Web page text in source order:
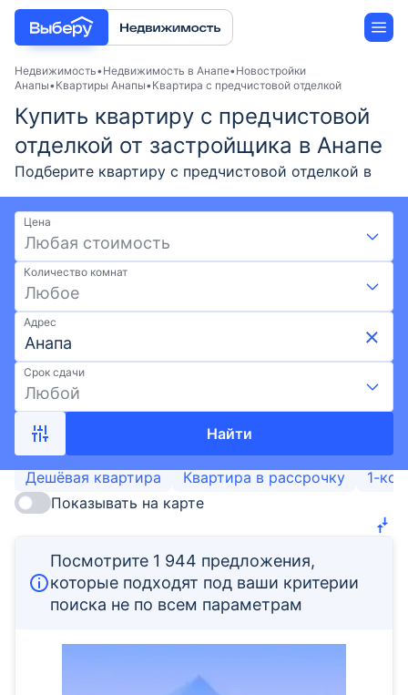
Новостройки
Застройщики
Ипотека
Недвижимость Недвижимость в Анапе Новостройки
Анапы Квартиры Анапы Квартира с предчистовой отделкой
Купить квартиру с предчистовой
отделкой от застройщика в Анапе
Подберите квартиру с предчистовой отделкой в
новостройке Анапы от застройщика в 2026 году.
Выгодные условия на Выберу: скидки и акции от
застройщиков, возможна ипотека. Покупка
квартиры с предчистовой отделкой по ценам от 0
₽ и площадью от - до -. Воспользуйтесь удобной
картой и фильтрами при поиске подходящего
жилья. Выберите квартиру с предчистовой
отделкой в новостройке в Анапе на Выберу.ру.
Цена
Любая стоимость
Количество комнат
Любое
Адрес
Срок сдачи
Любой
Найти
Дешёвая квартира Квартира в рассрочку
1-
Показывать на карте
Посмотрите 1 944 предложения,
которые подходят под ваши критерии
поиска не по всем параметрам